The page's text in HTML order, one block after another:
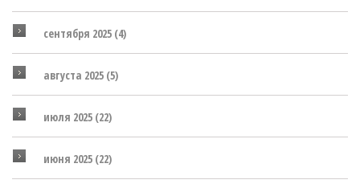
сентября 2025 (4)
августа 2025 (5)
июля 2025 (22)
июня 2025 (22)